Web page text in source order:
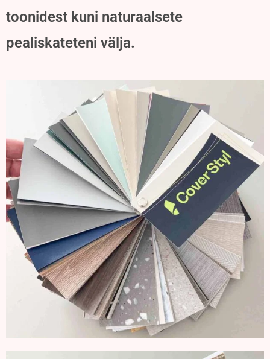
toonidest kuni naturaalsete
pealiskateteni välja.